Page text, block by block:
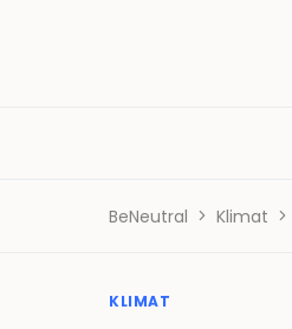
BeNeutral Klimat
KLIMAT